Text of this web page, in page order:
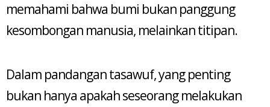
memahami bahwa bumi bukan panggung
kesombongan manusia, melainkan titipan.
Dalam pandangan tasawuf, yang penting
bukan hanya apakah seseorang melakukan